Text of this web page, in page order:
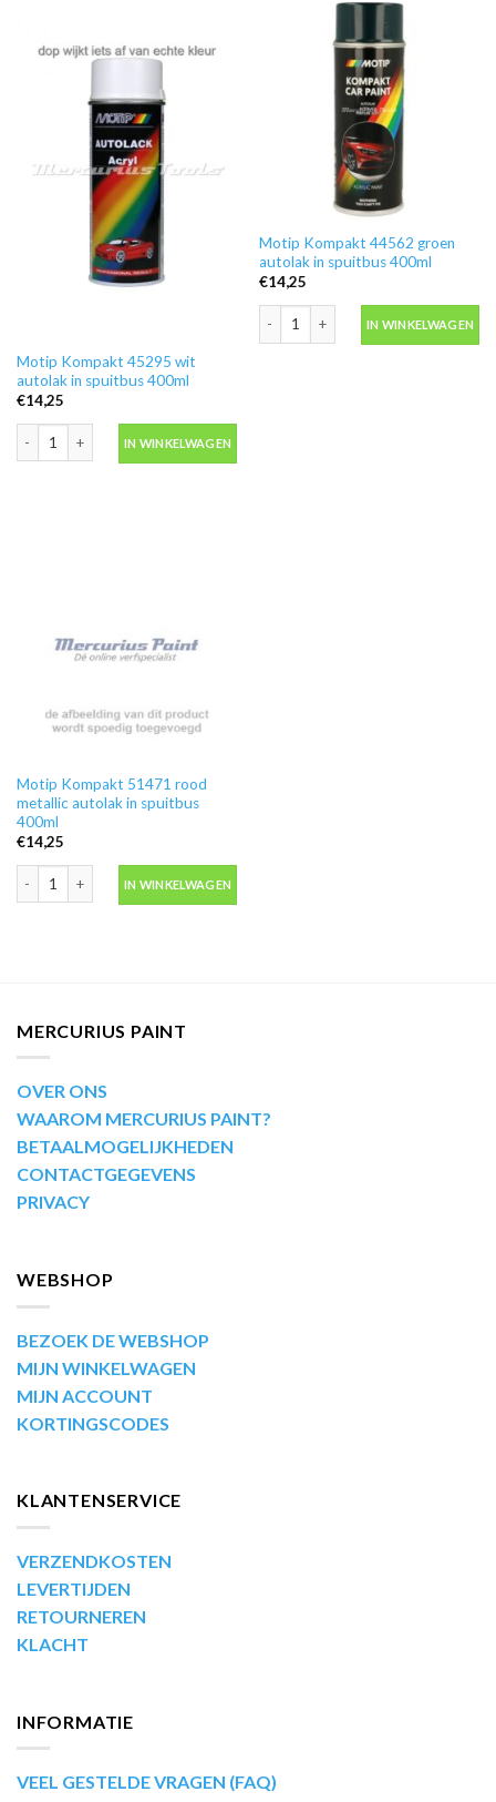
Motip Kompakt 45295 wit
autolak in spuitbus 400ml
€14,25
Motip Kompakt 45295 wit autolak in spuitbus 400ml aantal
IN WINKELWAGEN
Motip Kompakt 44562 groen
autolak in spuitbus 400ml
€14,25
Motip Kompakt 44562 groen
IN WINKELWAGEN
Motip Kompakt 51471 rood
metallic autolak in spuitbus
400ml
€14,25
Motip Kompakt 51471 rood metallic autolak in spuitbus 400ml aantal
IN WINKELWAGEN
MERCURIUS PAINT
OVER ONS
WAAROM MERCURIUS PAINT?
BETAALMOGELIJKHEDEN
CONTACTGEGEVENS
PRIVACY
WEBSHOP
BEZOEK DE WEBSHOP
MIJN WINKELWAGEN
MIJN ACCOUNT
KORTINGSCODES
KLANTENSERVICE
VERZENDKOSTEN
LEVERTIJDEN
RETOURNEREN
KLACHT
INFORMATIE
VEEL GESTELDE VRAGEN (FAQ)